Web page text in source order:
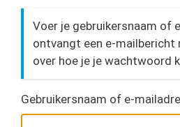
Voer je gebruikersnaam of
ontvangt een e-
over hoe je je wachtwoord
Gebruikersnaam of e-